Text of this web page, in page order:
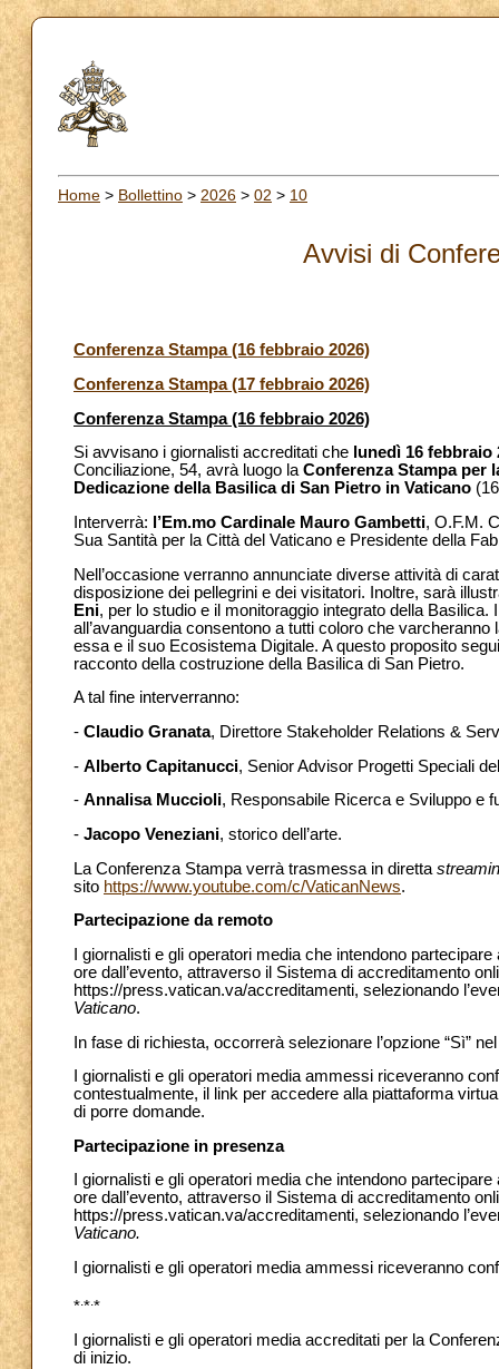
Home > Bollettino > 2026 > 02 > 10
Avvisi di
Conferenza Stampa (16 febbraio 2026)
Conferenza Stampa (17 febbraio 2026)
Conferenza Stampa (16 febbraio 2026)
Si avvisano i giornalisti accreditati che lunedì 16 febbraio
Conciliazione, 54, avrà luogo laConferenza Stampa per
Dedicazione della Basilica di San Pietro in Vaticano
Interverrà:
l’Em.mo Cardinale Mauro Gambetti, O.F.M.
Sua Santità per la Città del Vaticano e Presidente della
Nell’occasione verranno annunciate diverse attività di
disposizione dei pellegrini e dei visitatori. Inoltre, sarà
Eni, per lo studio e il monitoraggio integrato della
all’avanguardia consentono a tutti coloro che
essa e il suo Ecosistema Digitale. A questo proposito
racconto della costruzione della Basilica di San Pietro.
A tal fine interverranno:
- Claudio Granata, Direttore Stakeholder Relations &
- Alberto Capitanucci, Senior Advisor Progetti Speciali
- Annalisa Muccioli, Responsabile Ricerca e Sviluppo e
- Jacopo Veneziani, storico dell’arte.
La Conferenza Stampa verrà trasmessa in diretta
sito https://www.youtube.com/c/VaticanNews.
Partecipazione da remoto
I giornalisti e gli operatori media che intendono
ore dall’evento, attraverso il Sistema di accreditamento
https://press.vatican.va/accreditamenti, selezionando
Vaticano.
In fase di richiesta, occorrerà selezionare l’opzione “Sì”
I giornalisti e gli operatori media ammessi riceveranno
contestualmente, il link per accedere alla piattaforma
di porre domande.
Partecipazione in presenza
I giornalisti e gli operatori media che intendono
ore dall’evento, attraverso il Sistema di accreditamento
https://press.vatican.va/accreditamenti, selezionando
Vaticano.
I giornalisti e gli operatori media ammessi riceveranno
***
I giornalisti e gli operatori media accreditati per la
di inizio.